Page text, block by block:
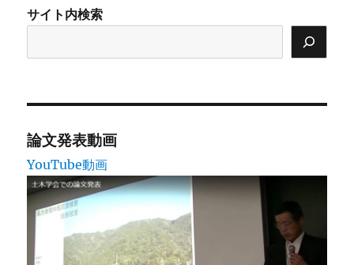
サイト内検索
論文発表動画
YouTube動画